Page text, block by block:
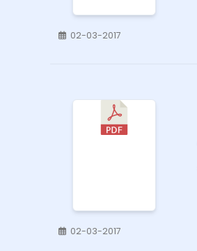
02-03-2017
02-03-2017